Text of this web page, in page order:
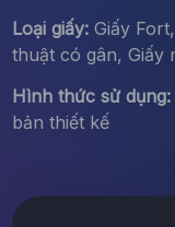
Loại giấy:Giấy
thuật có gân, Giấy
Hình thức sử dụng:
bản thiết kế